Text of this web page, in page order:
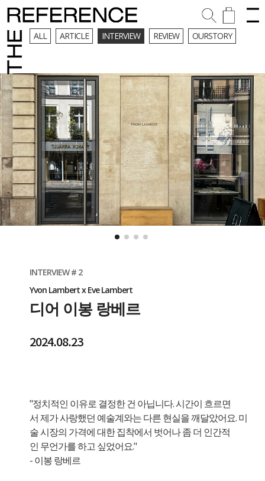
ALL ARTICLE INTERVIEW REVIEW OURSTORY
INTERVIEW # 2
Yvon Lambert x Eve Lambert
디어 이봉 랑베르
2024.08.23
"정치적인 이유로 결정한 건 아닙니다. 시간이 흐르면
서 제가 사랑했던 예술계와는 다른 현실을 깨달았어요. 미
술 시장의 가격에 대한 집착에서 벗어나 좀 더 인간적
인 무언가를 하고 싶었어요."
- 이봉 랑베르